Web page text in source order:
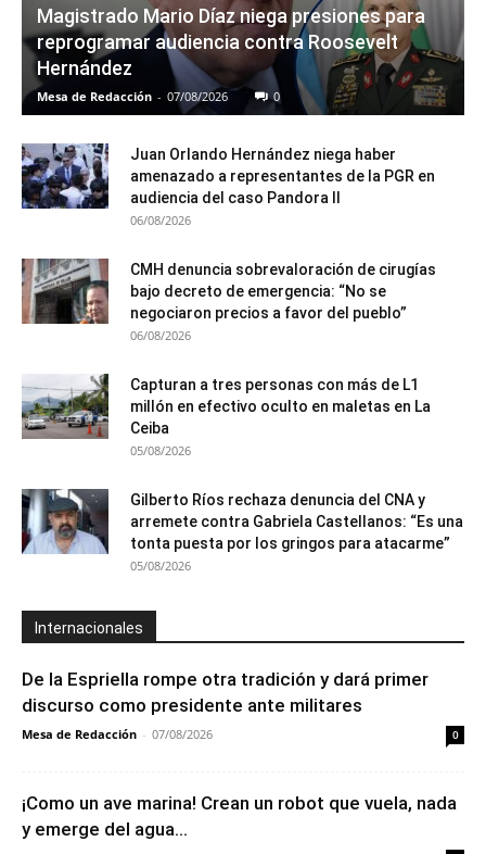
Magistrado Mario Díaz niega presiones para
reprogramar audiencia contra Roosevelt
Hernández
Mesa de Redacción - 07/08/2026 0
Juan Orlando Hernández niega haber
amenazado a representantes de la PGR en
audiencia del caso Pandora II
06/08/2026
CMH denuncia sobrevaloración de cirugías
bajo decreto de emergencia: “No se
negociaron precios a favor del pueblo”
06/08/2026
Capturan a tres personas con más de L1
millón en efectivo oculto en maletas en La
Ceiba
05/08/2026
Gilberto Ríos rechaza denuncia del CNA y
arremete contra Gabriela Castellanos: “Es una
tonta puesta por los gringos para atacarme”
05/08/2026
Internacionales
De la Espriella rompe otra tradición y dará primer
discurso como presidente ante militares
Mesa de Redacción - 07/08/2026 0
¡Como un ave marina! Crean un robot que vuela, nada
y emerge del agua...